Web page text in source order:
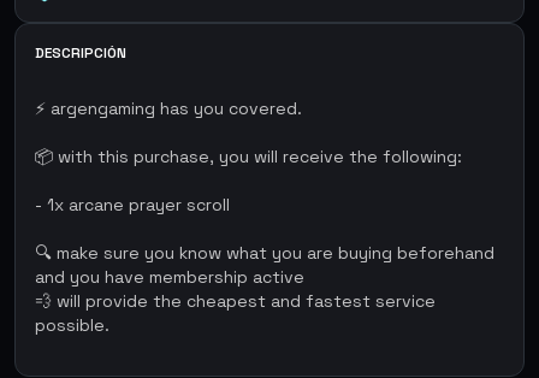
DESCRIPCIÓN
⚡ argengaming has you covered.
📦 with this purchase, you will receive the following:
- 1x arcane prayer scroll
🔍 make sure you know what you are buying beforehand
and you have membership active
💨 will provide the cheapest and fastest service
possible.